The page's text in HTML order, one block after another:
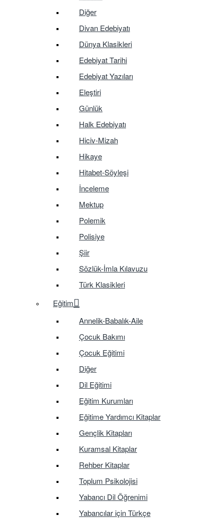
Diğer
Divan Edebiyatı
Dünya Klasikleri
Edebiyat Tarihi
Edebiyat Yazıları
Eleştiri
Günlük
Halk Edebiyatı
Hiciv-Mizah
Hikaye
Hitabet-Söyleşi
İnceleme
Mektup
Polemik
Polisiye
Şiir
Sözlük-İmla Kılavuzu
Türk Klasikleri
Eğitim
Annelik-Babalık-Aile
Çocuk Bakımı
Çocuk Eğitimi
Diğer
Dil Eğitimi
Eğitim Kurumları
Eğitime Yardımcı Kitaplar
Gençlik Kitapları
Kuramsal Kitaplar
Rehber Kitaplar
Toplum Psikolojisi
Yabancı Dil Öğrenimi
Yabancılar için Türkçe